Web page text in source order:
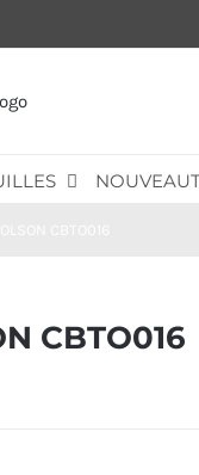
CBTO016